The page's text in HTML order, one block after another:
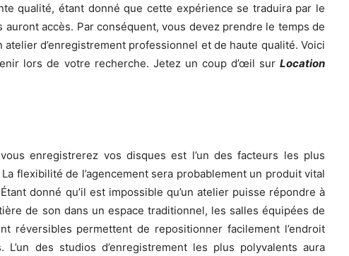
qualité, étant donné que cette expérience se traduira par le
accès. Par conséquent, vous devez prendre le temps de
d’enregistrement professionnel et de haute qualité. Voici
lors de votre recherche. Jetez un coup d’œil sur Location
enregistrerez vos disques est l’un des facteurs les plus
flexibilité de l’agencement sera probablement un produit vital
donné qu’il est impossible qu’un atelier puisse répondre à
de son dans un espace traditionnel, les salles équipées de
réversibles permettent de repositionner facilement l’endroit
des studios d’enregistrement les plus polyvalents aura